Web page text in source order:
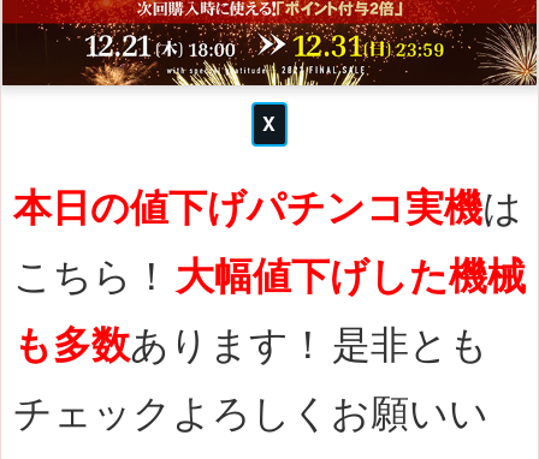
本日の値下げパチンコ実機は
こちら！ 大幅値下げした機械
も多数あります！ 是非とも
チェックよろしくお願いい